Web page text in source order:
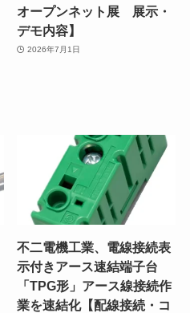
オープンネット展 展示・
デモ内容】
2026年7月1日
不二電機工業、電線接続表
示付きアース速結端子台
「TPG形」アース線接続作
業を速結化【配線接続・コ